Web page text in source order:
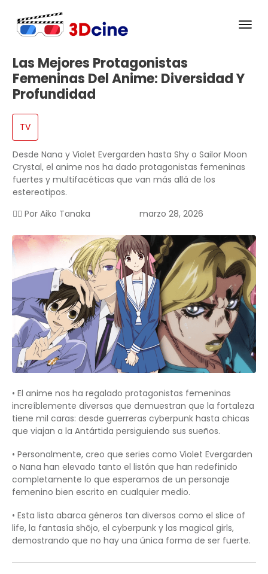
Las Mejores Protagonistas
Femeninas Del Anime: Diversidad Y
Profundidad
TV
Desde Nana y Violet Evergarden hasta Shy o Sailor Moon
Crystal, el anime nos ha dado protagonistas femeninas
fuertes y multifacéticas que van más allá de los
estereotipos.
✍🏻 Por Aiko Tanaka marzo 28, 2026
• El anime nos ha regalado protagonistas femeninas
increíblemente diversas que demuestran que la fortaleza
tiene mil caras: desde guerreras cyberpunk hasta chicas
que viajan a la Antártida persiguiendo sus sueños.
• Personalmente, creo que series como Violet Evergarden
o Nana han elevado tanto el listón que han redefinido
completamente lo que esperamos de un personaje
femenino bien escrito en cualquier medio.
• Esta lista abarca géneros tan diversos como el slice of
life, la fantasía shōjo, el cyberpunk y las magical girls,
demostrando que no hay una única forma de ser fuerte.